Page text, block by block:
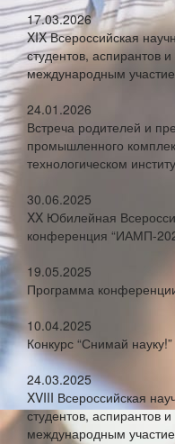
17.03.2026
XIX Всероссийская
студентов, аспирантов
международным
24.01.2026
Встреча родителей и
промышленного
технологическом
30.06.2025
XX Юбилейная
конференция “ИАМП-
19.05.2025
Программа
10.04.2025
Конкурс “Снимай науку!”
24.03.2025
XVIII Всероссийская
студентов, аспирантов
международным